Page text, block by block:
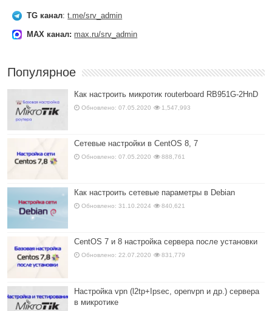
TG канал:t.me/srv_admin
MAX канал: max.ru/srv_admin
Популярное
Как настроить микротик routerboard RB951G-2HnD
Обновлено: 07.05.2020 1,547,993
Сетевые настройки в CentOS 8, 7
Обновлено: 07.05.2020 888,761
Как настроить сетевые параметры в Debian
Обновлено: 31.10.2024 840,621
CentOS 7 и 8 настройка сервера после установки
Обновлено: 22.07.2020 831,779
Настройка vpn (l2tp+Ipsec, openvpn и др.) сервера
в микротике